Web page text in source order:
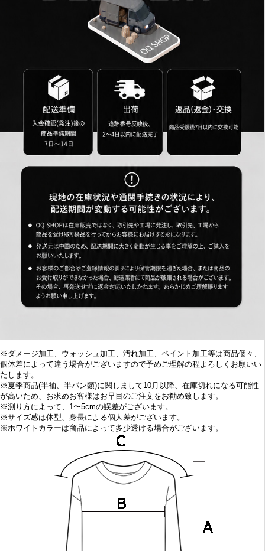
※ダメージ加工、ウォッシュ加工、汚れ加工、ペイント加工等は商品個々、
個体差によって違う場合がございますので予めご理解の程よろしくお願いい
たします。
※ 夏季商品(半袖、半パン類)に関しまして10月以降、在庫切れになる可能性
が高いため、お求めお客様はお早目のご注文をお勧め致します。
※測り方によって、1〜5cmの誤差がございます。
※サイズ感は体型、身長による個人差がございます。
※ホワイトカラーは商品によって多少透ける場合がございます。